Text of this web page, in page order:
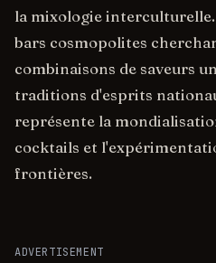
la mixologie
bars cosmopolites
combinaisons de saveurs
traditions d'esprits
représente la
cocktails et
frontières.
ADVERTISEMENT